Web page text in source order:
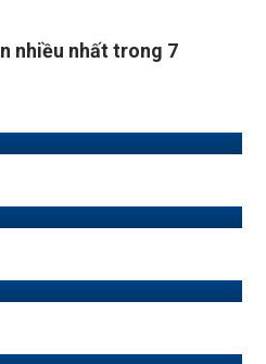
nhiều nhất trong 7